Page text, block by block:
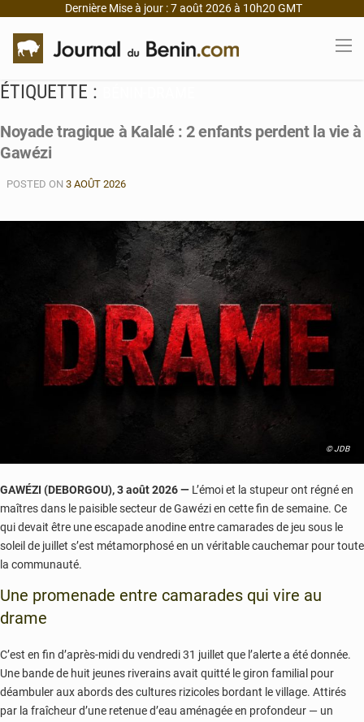
Dernière Mise à jour : 7 août 2026 à 10h20 GMT
ÉTIQUETTE :
Noyade tragique à Kalalé : 2 enfants perdent la vie à
Gawézi
POSTED ON 3 AOÛT 2026
© JDB
GAWÉZI (DEBORGOU), 3 août 2026 — L’émoi et la stupeur ont régné en
maîtres dans le paisible secteur de Gawézi en cette fin de semaine. Ce
qui devait être une escapade anodine entre camarades de jeu sous le
soleil de juillet s’est métamorphosé en un véritable cauchemar pour toute
la communauté.
Une promenade entre camarades qui vire au
drame
C’est en fin d’après-midi du vendredi 31 juillet que l’alerte a été donnée.
Une bande de huit jeunes riverains avait quitté le giron familial pour
déambuler aux abords des cultures rizicoles bordant le village. Attirés
par la fraîcheur d’une retenue d’eau aménagée en profondeur — un